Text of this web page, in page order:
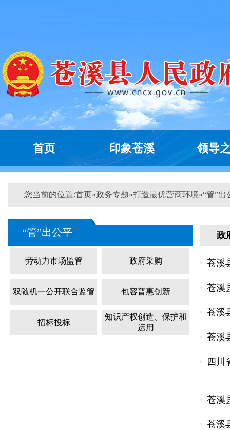
首页 印象苍溪 领导
您当前的位置:首页»政务专题»打造最优营商环境»“管”出
“管”出公平
劳动力市场监管 政府采购
双随机一公开联合监管 包容普惠创新
招标投标
知识产权创造、保护和
运用
政
苍溪
苍溪
苍溪
苍溪
四川
苍溪
苍溪